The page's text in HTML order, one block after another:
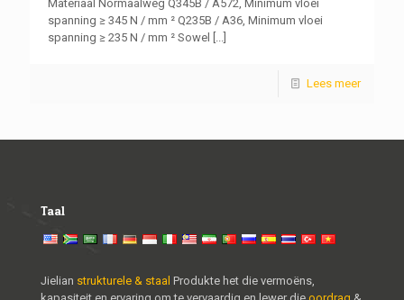
Materiaal Normaalweg Q345B / A572, Minimum vloei
spanning ≥ 345 N / mm ² Q235B / A36, Minimum vloei
spanning ≥ 235 N / mm ² Sowel
Lees meer
Taal
Jielian strukturele & staal Produkte het die vermoëns,